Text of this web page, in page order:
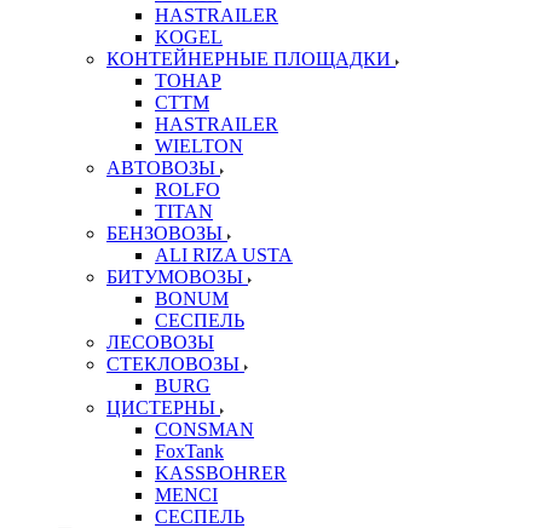
HASTRAILER
KOGEL
КОНТЕЙНЕРНЫЕ ПЛОЩАДКИ
ТОНАР
CTTM
HASTRAILER
WIELTON
АВТОВОЗЫ
ROLFO
TITAN
БЕНЗОВОЗЫ
ALI RIZA USTA
БИТУМОВОЗЫ
BONUM
СЕСПЕЛЬ
ЛЕСОВОЗЫ
СТЕКЛОВОЗЫ
BURG
ЦИСТЕРНЫ
CONSMAN
FoxTank
KASSBOHRER
MENCI
СЕСПЕЛЬ